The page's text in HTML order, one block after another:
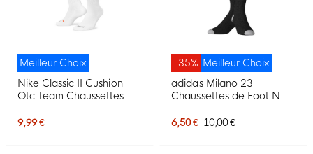
Meilleur Choix
Nike Classic II Cushion
Otc Team Chaussettes de
9,99 €
Meilleur Choix
-35%
adidas Milano 23
Chaussettes de Foot Noir
6,50 € 10,00 €